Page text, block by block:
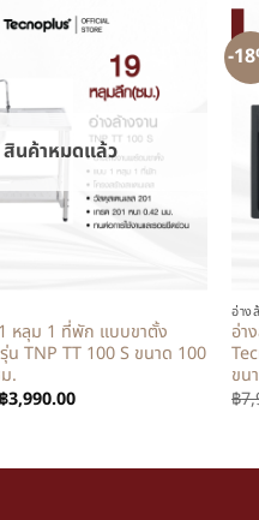
สินค้าหมดแล้ว
หลุม 1 ที่พัก แบบขาตั้ง
TNP TT 100 S ขนาด 100
.
฿3,990.00
-
อ่าง
อ่า
ขน
฿